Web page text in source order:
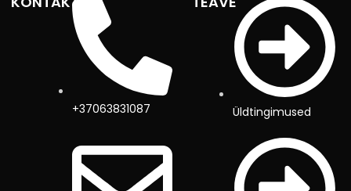
+37063831087 Üldtingimused